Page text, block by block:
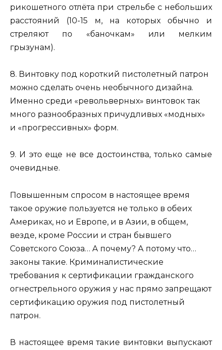
рикошетного отлёта при стрельбе с небольших
расстояний (10-15 м, на которых обычно и
стреляют по «баночкам» или мелким
грызунам).
8. Винтовку под короткий пистолетный патрон
можно сделать очень необычного дизайна.
Именно среди «револьверных» винтовок так
много разнообразных причудливых «модных»
и «прогрессивных» форм.
9. И это еще не все достоинства, только самые
очевидные.
Повышенным спросом в настоящее время
такое оружие пользуется не только в обеих
Америках, но и Европе, и в Азии, в общем,
везде, кроме России и стран бывшего
Советского Союза… А почему? А потому что…
законы такие. Криминалистические
требования к сертификации гражданского
огнестрельного оружия у нас прямо запрещают
сертификацию оружия под пистолетный
патрон.
В настоящее время такие винтовки выпускают